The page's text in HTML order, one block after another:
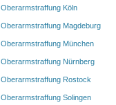
Oberarmstraffung Köln
Oberarmstraffung Magdeburg
Oberarmstraffung München
Oberarmstraffung Nürnberg
Oberarmstraffung Rostock
Oberarmstraffung Solingen